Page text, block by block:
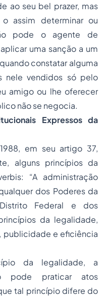
ao seu bel prazer, mas
assim determinar ou
pode o agente de
uma sanção a um
constatar alguma
nele vendidos só pelo
amigo ou lhe oferecer
não se negocia.
Expressos da
em seu artigo 37,
alguns princípios da
: “A administração
dos Poderes da
Federal e dos
da legalidade,
publicidade e eficiência
da legalidade, a
pode praticar atos
tal princípio difere do